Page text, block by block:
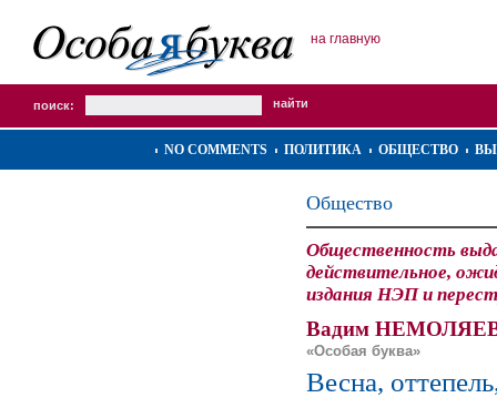
на главную
поиск:
NO COMMENTS ПОЛИТИКА ОБЩЕСТВО
Общество
Общественность
действительное,
издания НЭП и
Вадим
«Особая буква»
Весна,